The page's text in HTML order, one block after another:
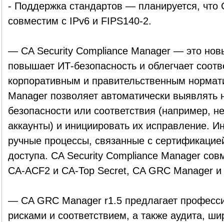
- Поддержка стандартов — планируется, что
совместим с IPv6 и FIPS140-2.
— CA Security Compliance Manager — это
повышает ИТ-безопасность и облегчает
корпоративным и правительственным
Manager позволяет автоматически выявлять
безопасности или соответствия (например,
аккаунты) и инициировать их исправление.
ручные процессы, связанные с
доступа. CA Security Compliance Manager
CA-ACF2 и CA-Top Secret, CA GRC Manager
— CA GRC Manager r1.5 предлагает
рисками и соответствием, а также аудита,